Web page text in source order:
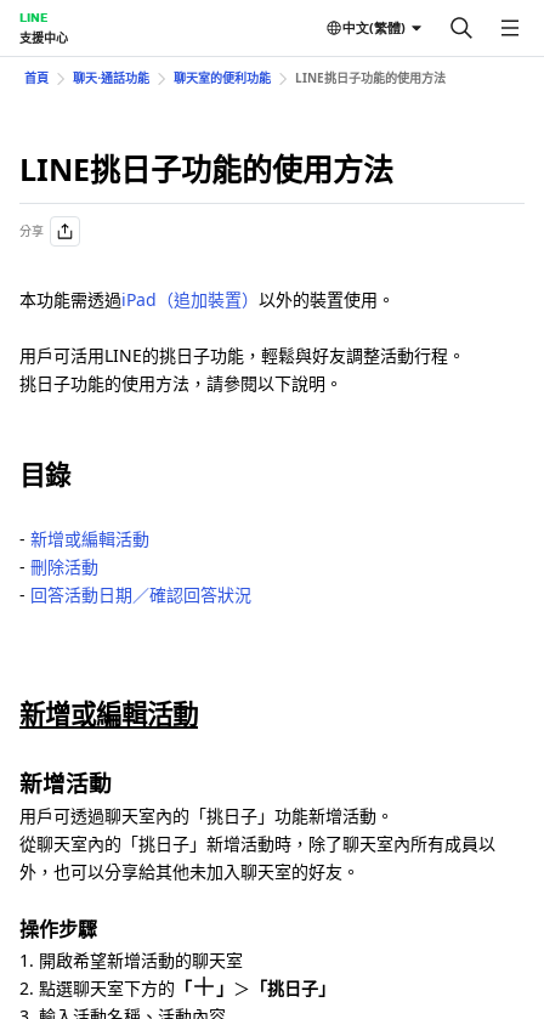
LINE
支援中心
中文(繁體)
首頁 聊天⋅通話功能 聊天室的便利功能 LINE挑日子功能的使用方法
LINE挑日子功能的使用方法
分享
本功能需透過iPad（追加裝置） 以外的裝置使用。
用戶可活用LINE的挑日子功能，輕鬆與好友調整活動行程。
挑日子功能的使用方法，請參閱以下說明。
目錄
‐ 新增或編輯活動
‐ 刪除活動
‐ 回答活動日期／確認回答狀況
新增或編輯活動
新增活動
用戶可透過聊天室內的「挑日子」功能新增活動。
從聊天室內的「挑日子」新增活動時，除了聊天室內所有成員以
外，也可以分享給其他未加入聊天室的好友。
操作步驟
1. 開啟希望新增活動的聊天室
2. 點選聊天室下方的 「 」 ＞ 「挑日子」